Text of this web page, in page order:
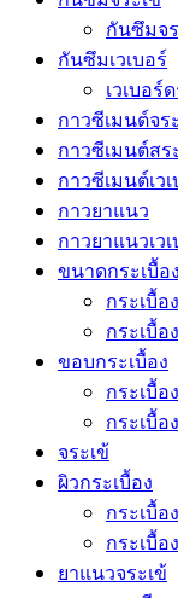
กันซึมจระเข้
กันซึมจร
กันซึมเวเบอร์
เวเบอร์
กาวซีเมนต์จร
กาวซีเมนต์สร
กาวซีเมนต์เวเ
กาวยาแนว
กาวยาแนวเวเ
ขนาดกระเบื้อง
กระเบื้
กระเบื้
ขอบกระเบื้อง
กระเบื้
กระเบื้อ
จระเข้
ผิวกระเบื้อง
กระเบื้อ
กระเบื้อ